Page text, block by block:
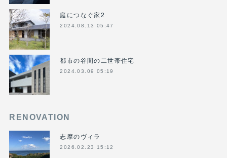
庭につなぐ家2
2024.08.13 05:47
都市の谷間の二世帯住宅
2024.03.09 05:19
RENOVATION
志摩のヴィラ
2026.02.23 15:12